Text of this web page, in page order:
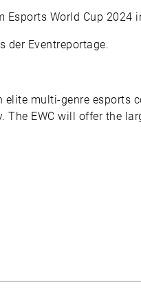
Esports World Cup 2024
der Eventreportage.
elite multi-genre
The EWC will offer the